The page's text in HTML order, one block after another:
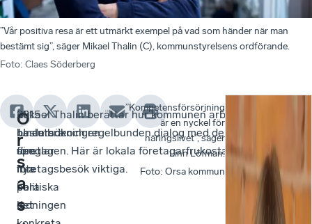
”Vår positiva resa är ett utmärkt exempel på vad som händer när man
bestämt sig”, säger Mikael Thalin (C), kommunstyrelsens ordförande.
Foto: Claes Söderberg
2015
beslutade
den
nya
politiska
ledningen
–
Undersökningen
speglar
inte
bara
det
O
r
s
a
s
Mikael Thalin berättar hur kommunen arbetar för att
ha en bra och regelbunden dialog med de lokala
företagen. Här är lokala företagarfrukostar och
företagsbesök viktiga.
har
vi
har
”Kompetensförsörjning
är en nyckel för
näringslivet”, säger
Linn Löfman.
Foto: Orsa kommun